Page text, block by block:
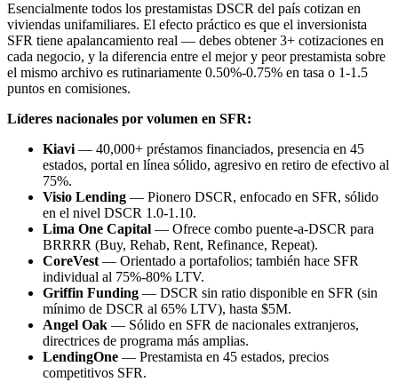
Esencialmente todos los prestamistas DSCR del país cotizan en
viviendas unifamiliares. El efecto práctico es que el inversionista
SFR tiene apalancamiento real — debes obtener 3+ cotizaciones en
cada negocio, y la diferencia entre el mejor y peor prestamista sobre
el mismo archivo es rutinariamente 0.50%-0.75% en tasa o 1-1.5
puntos en comisiones.
Líderes nacionales por volumen en SFR:
Kiavi— 40,000+ préstamos financiados, presencia en 45
estados, portal en línea sólido, agresivo en retiro de efectivo al
75%.
Visio Lending — Pionero DSCR, enfocado en SFR, sólido
en el nivel DSCR 1.0-1.10.
Lima One Capital — Ofrece combo puente-a-DSCR para
BRRRR (Buy, Rehab, Rent, Refinance, Repeat).
CoreVest— Orientado a portafolios; también hace SFR
individual al 75%-80% LTV.
Griffin Funding — DSCR sin ratio disponible en SFR (sin
mínimo de DSCR al 65% LTV), hasta $5M.
Angel Oak — Sólido en SFR de nacionales extranjeros,
directrices de programa más amplias.
LendingOne — Prestamista en 45 estados, precios
competitivos SFR.